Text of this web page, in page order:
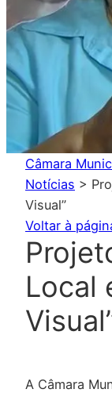
Câmara
Notícias >
Visual”
Voltar à
Local
A Câmara